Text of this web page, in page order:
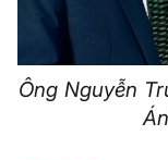
Ông Nguyễn